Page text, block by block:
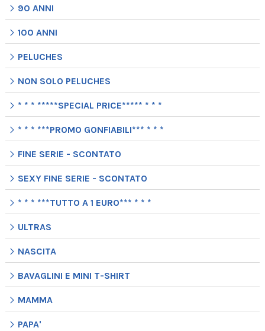
90 ANNI
100 ANNI
PELUCHES
NON SOLO PELUCHES
* * * *****SPECIAL PRICE***** * * *
* * * ***PROMO GONFIABILI*** * * *
FINE SERIE - SCONTATO
SEXY FINE SERIE - SCONTATO
* * * ***TUTTO A 1 EURO*** * * *
ULTRAS
NASCITA
BAVAGLINI E MINI T-SHIRT
MAMMA
PAPA'